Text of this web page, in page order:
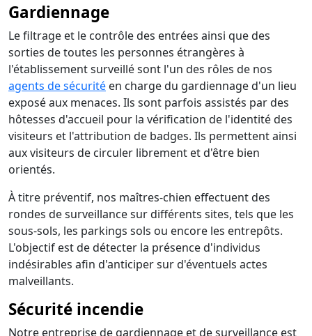
Gardiennage
Le filtrage et le contrôle des entrées ainsi que des
sorties de toutes les personnes étrangères à
l'établissement surveillé sont l'un des rôles de nos
agents de sécurité en charge du gardiennage d'un lieu
exposé aux menaces. Ils sont parfois assistés par des
hôtesses d'accueil pour la vérification de l'identité des
visiteurs et l'attribution de badges. Ils permettent ainsi
aux visiteurs de circuler librement et d'être bien
orientés.
À titre préventif, nos maîtres-chien effectuent des
rondes de surveillance sur différents sites, tels que les
sous-sols, les parkings sols ou encore les entrepôts.
L'objectif est de détecter la présence d'individus
indésirables afin d'anticiper sur d'éventuels actes
malveillants.
Sécurité incendie
Notre entreprise de gardiennage et de surveillance est